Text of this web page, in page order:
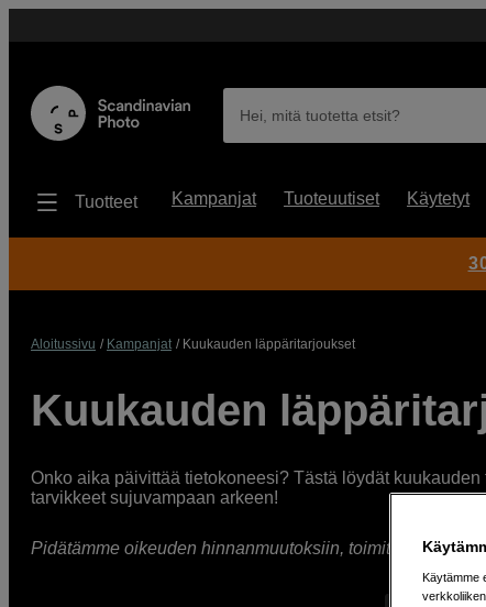
Hei, mitä tuotetta etsit?
Tuotteet Kampanjat Tuoteuutiset Käytetyt
Aloitussivu Kampanjat Kuukauden läppäritarjoukset
Kuukauden
Onko aika päivittää tietokoneesi? Tästä löydät
tarvikkeet sujuvampaan arkeen!
Pidätämme oikeuden hinnanmuutoksiin,
Käytämme